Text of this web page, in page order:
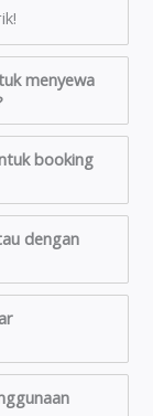
menyewa
booking
dengan